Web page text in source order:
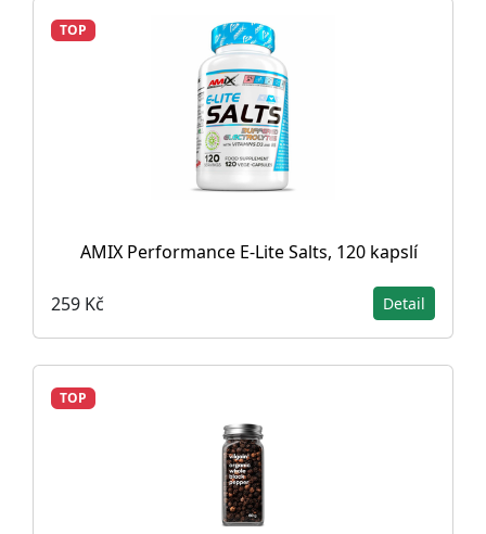
TOP
AMIX Performance E-Lite Salts, 120 kapslí
259 Kč Detail
TOP